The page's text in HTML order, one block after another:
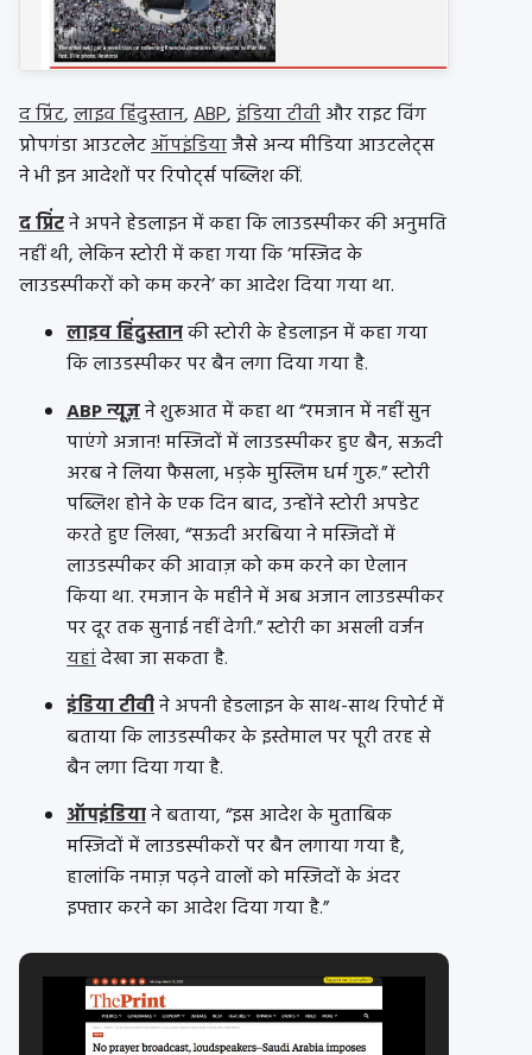
द प्रिंट,लाइव हिंदुस्तान,ABP,इंडिया टीवीऔर राइट विंग
प्रोपगंडा आउटलेटऑपइंडियाजैसे अन्य मीडिया आउटलेट्स
ने भी इन आदेशों पर रिपोर्ट्स पब्लिश कीं.
द प्रिंटने अपने हेडलाइन में कहा कि लाउडस्पीकर की अनुमति
नहीं थी, लेकिन स्टोरी में कहा गया कि ‘मस्जिद के
लाउडस्पीकरों को कम करने’ का आदेश दिया गया था.
लाइव हिंदुस्तानकी स्टोरी के हेडलाइन में कहा गया
कि लाउडस्पीकर पर बैन लगा दिया गया है.
ABP न्यूज़ने शुरूआत में कहा था “रमजान में नहीं सुन
पाएंगे अजान! मस्जिदों में लाउडस्पीकर हुए बैन, सऊदी
अरब ने लिया फैसला, भड़के मुस्लिम धर्म गुरु.” स्टोरी
पब्लिश होने के एक दिन बाद, उन्होंने स्टोरी अपडेट
करते हुए लिखा, “सऊदी अरबिया ने मस्जिदों में
लाउडस्पीकर की आवाज़ को कम करने का ऐलान
किया था. रमजान के महीने में अब अजान लाउडस्पीकर
पर दूर तक सुनाई नहीं देगी.” स्टोरी का असली वर्जन
यहांदेखा जा सकता है.
इंडिया टीवीने अपनी हेडलाइन के साथ-साथ रिपोर्ट में
बताया कि लाउडस्पीकर के इस्तेमाल पर पूरी तरह से
बैन लगा दिया गया है.
ऑपइंडियाने बताया, “इस आदेश के मुताबिक
मस्जिदों में लाउडस्पीकरों पर बैन लगाया गया है,
हालांकि नमाज़ पढ़ने वालों को मस्जिदों के अंदर
इफ्तार करने का आदेश दिया गया है.”